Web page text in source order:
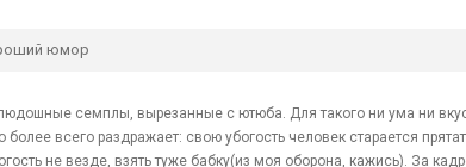
юмор
семплы, вырезанные с ютюба. Для такого ни ума ни
более всего раздражает: свою убогость человек старается
не везде, взять туже бабку(из моя оборона, кажись). За